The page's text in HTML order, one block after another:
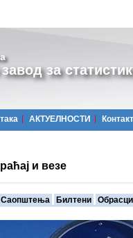
за
АКТУЕЛНОСТИ Контакт
и везе
Саопштења Билтени Обрасци